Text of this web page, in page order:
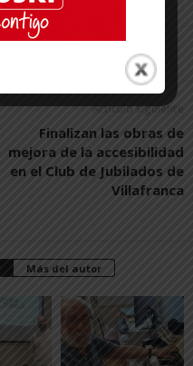
Artículo siguiente
Finalizan las obras de
mejora de la accesibilidad
en el Club de Jubilados de
Villafranca
Más del autor